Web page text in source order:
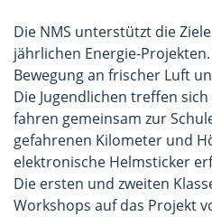
Die NMS unterstützt die
jährlichen Energie-
Bewegung an frischer Luft
Die Jugendlichen treffen
fahren gemeinsam zur
gefahrenen Kilometer und
elektronische Helmsticker
Die ersten und zweiten
Workshops auf das Projekt